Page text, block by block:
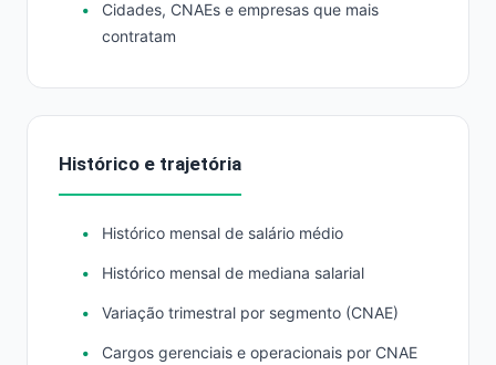
Cidades, CNAEs e empresas que mais
contratam
Histórico e trajetória
Histórico mensal de salário médio
Histórico mensal de mediana salarial
Variação trimestral por segmento (CNAE)
Cargos gerenciais e operacionais por CNAE